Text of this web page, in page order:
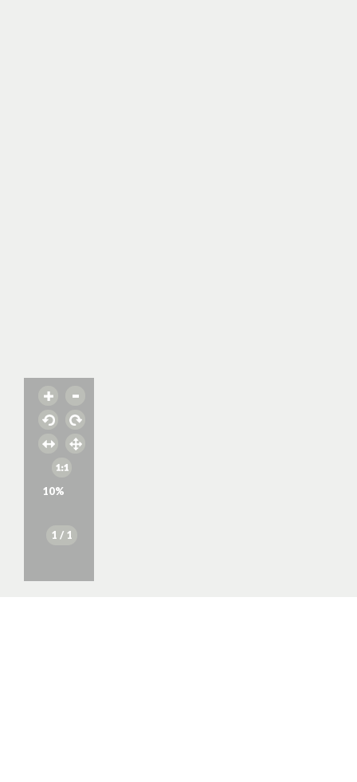
10%
1 / 1